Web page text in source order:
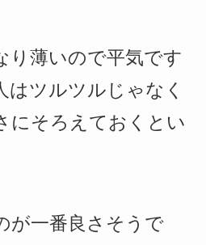
り薄いので平気です
はツルツルじゃなく
にそろえておくとい
が一番良さそうで